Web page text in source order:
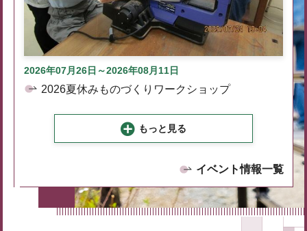
2026年07月26日～2026年08月11日
2026夏休みものづくりワークショップ
もっと見る
イベント情報一覧